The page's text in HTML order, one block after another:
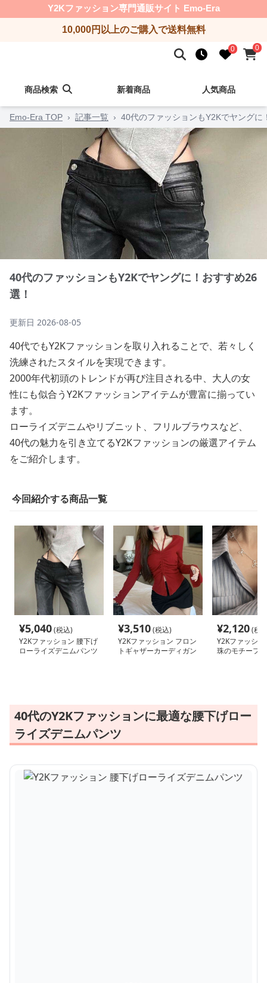
Y2Kファッション専門通販サイト Emo-Era
10,000円以上のご購入で送料無料
0 0
商品検索 新着商品 人気商品
Emo-Era TOP › 記事一覧 › 40代のファッションもY2Kでヤングに
40代のファッションもY2Kでヤングに！おすすめ26
選！
更新日 2026-08-05
40代でもY2Kファッションを取り入れることで、若々しく
洗練されたスタイルを実現できます。
2000年代初頭のトレンドが再び注目される中、大人の女
性にも似合うY2Kファッションアイテムが豊富に揃ってい
ます。
ローライズデニムやリブニット、フリルブラウスなど、
40代の魅力を引き立てるY2Kファッションの厳選アイテム
をご紹介します。
今回紹介する商品一覧
¥5,040(税込)
Y2Kファッション 腰下げ
ローライズデニムパンツ
¥3,510(税込)
Y2Kファッション フロン
トギャザーカーディガン
¥2,120(税
Y2Kファッシ
珠のモチーフ
40代のY2Kファッションに最適な腰下げロー
ライズデニムパンツ